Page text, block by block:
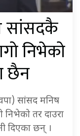
सांसदकै
निभेको
छैन
सांसद मनिष
तर दाउरा
दिएका छन् ।